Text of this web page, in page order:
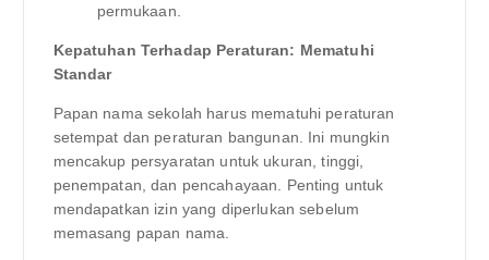
permukaan.
Kepatuhan Terhadap Peraturan: Mematuhi
Standar
Papan nama sekolah harus mematuhi peraturan
setempat dan peraturan bangunan. Ini mungkin
mencakup persyaratan untuk ukuran, tinggi,
penempatan, dan pencahayaan. Penting untuk
mendapatkan izin yang diperlukan sebelum
memasang papan nama.